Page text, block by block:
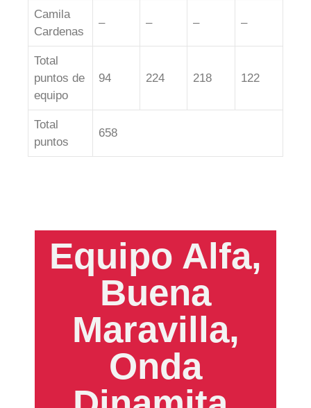
Camila
Cardenas
– – – –
Total
puntos de
equipo
94 224 218 122
Total
puntos
658
Equipo Alfa,
Buena
Maravilla,
Onda